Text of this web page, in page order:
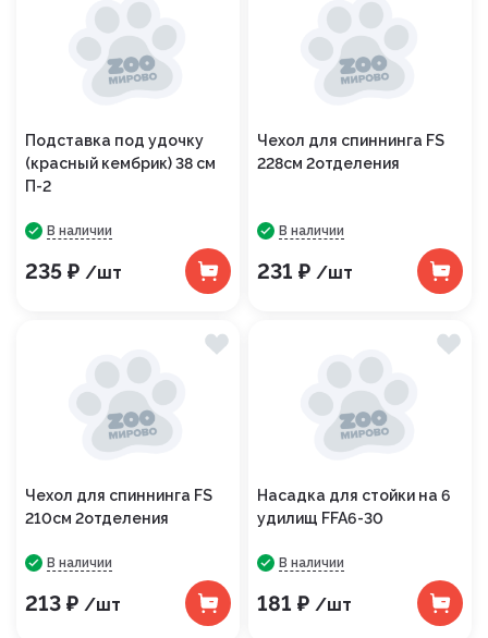
Подставка под удочку
(красный кембрик) 38 см
П-2
В наличии
235 ₽ /шт
Чехол для спиннинга FS
228см 2отделения
В наличии
231 ₽ /шт
Чехол для спиннинга FS
210см 2отделения
В наличии
213 ₽ /шт
Насадка для стойки на 6
удилищ FFA6-30
В наличии
181 ₽ /шт